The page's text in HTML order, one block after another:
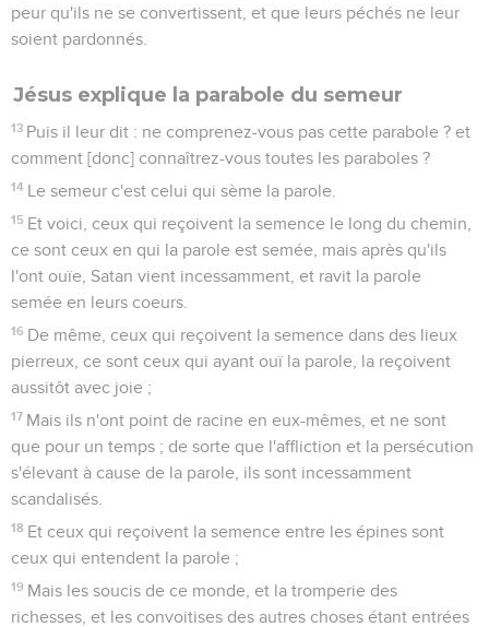
peur qu'ils ne se convertissent, et que leurs péchés ne leur
soient pardonnés.
Jésus explique la parabole du semeur
13 Puis il leur dit : ne comprenez-vous pas cette parabole ? et
comment [donc] connaîtrez-vous toutes les paraboles ?
14 Le semeur c'est celui qui sème la parole.
15 Et voici, ceux qui reçoivent la semence le long du chemin,
ce sont ceux en qui la parole est semée, mais après qu'ils
l'ont ouïe, Satan vient incessamment, et ravit la parole
semée en leurs coeurs.
16 De même, ceux qui reçoivent la semence dans des lieux
pierreux, ce sont ceux qui ayant ouï la parole, la reçoivent
aussitôt avec joie ;
17 Mais ils n'ont point de racine en eux-mêmes, et ne sont
que pour un temps ; de sorte que l'affliction et la persécution
s'élevant à cause de la parole, ils sont incessamment
scandalisés.
18 Et ceux qui reçoivent la semence entre les épines sont
ceux qui entendent la parole ;
19 Mais les soucis de ce monde, et la tromperie des
richesses, et les convoitises des autres choses étant entrées